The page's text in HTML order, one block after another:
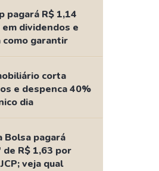
Dividendos
Inteligente
Buscadas
pagará R$ 1,14
em dividendos e
como garantir
corta
e despenca 40%
dia
Bolsa pagará
R$ 1,63 por
veja qual